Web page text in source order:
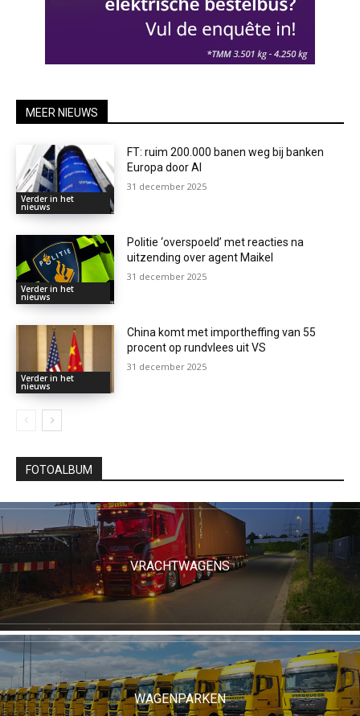
MEER NIEUWS
Verder in het
nieuws
FT: ruim 200.000 banen weg bij banken
Europa door AI
31 december 2025
Verder in het
nieuws
Politie ‘overspoeld’ met reacties na
uitzending over agent Maikel
31 december 2025
Verder in het
nieuws
China komt met importheffing van 55
procent op rundvlees uit VS
31 december 2025
FOTOALBUM
VRACHTWAGENS
WAGENPARKEN